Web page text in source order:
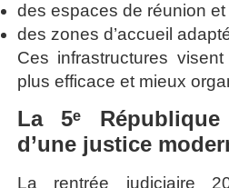
des espaces de réunion et
des zones d’accueil
Ces infrastructures
plus efficace et mieux
La 5ᵉ
d’une justice
La rentrée judiciaire